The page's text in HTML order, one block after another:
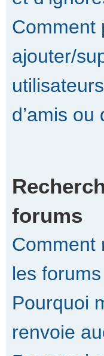
Comment
ajouter/
d’amis ou
forums
Comment
les
Pourquoi
renvoie